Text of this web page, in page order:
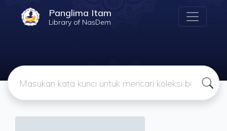
Panglima Itam
Library of NasDem